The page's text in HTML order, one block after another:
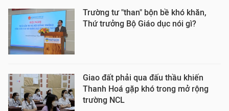
Trường tư "than" bộn bề khó khăn,
Thứ trưởng Bộ Giáo dục nói gì?
Giao đất phải qua đấu thầu khiến
Thanh Hoá gặp khó trong mở rộng
trường NCL